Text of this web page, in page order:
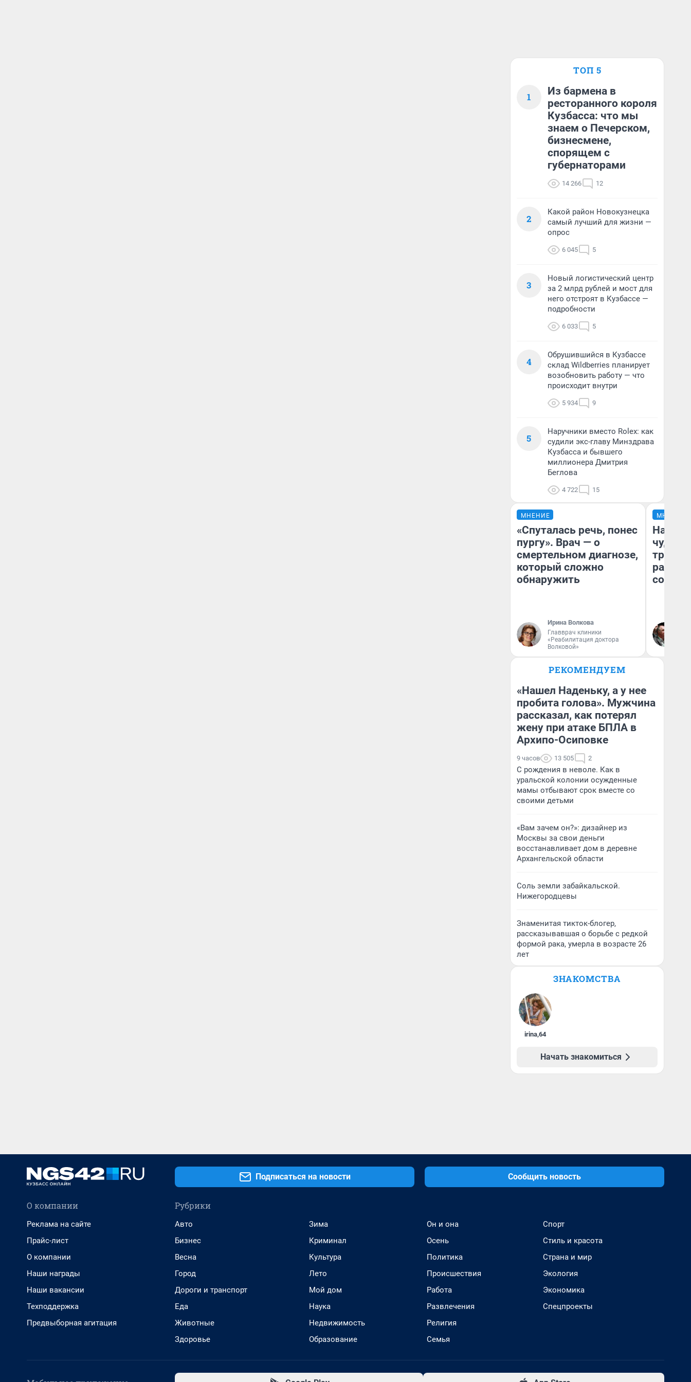
ТОП 5
1
Из бармена в
ресторанного короля
Кузбасса: что мы
знаем о Печерском,
бизнесмене,
спорящем с
губернаторами
14 266 12
2
Какой район Новокузнецка
самый лучший для жизни —
опрос
6 045 5
3
Новый логистический центр
за 2 млрд рублей и мост для
него отстроят в Кузбассе —
подробности
6 033 5
4
Обрушившийся в Кузбассе
склад Wildberries планирует
возобновить работу — что
происходит внутри
5 934 9
5
Наручники вместо Rolex: как
судили экс-главу Минздрава
Кузбасса и бывшего
миллионера Дмитрия
Беглова
4 722 15
МНЕНИЕ
«Спуталась речь, понес
пургу». Врач — о
смертельном диагнозе,
который сложно
обнаружить
Ирина Волкова
Главврач клиники
«Реабилитация доктора
Волковой»
МНЕНИЕ
чудом
РЕКОМЕНДУЕМ
«Нашел Наденьку, а у нее
пробита голова». Мужчина
рассказал, как потерял
жену при атаке БПЛА в
Архипо-Осиповке
9 часов 13 505 2
С рождения в неволе. Как в
уральской колонии осужденные
мамы отбывают срок вместе со
своими детьми
«Вам зачем он?»: дизайнер из
Москвы за свои деньги
восстанавливает дом в деревне
Архангельской области
Соль земли забайкальской.
Нижегородцевы
Знаменитая тикток-блогер,
рассказывавшая о борьбе с редкой
формой рака, умерла в возрасте 26
лет
ЗНАКОМСТВА
irina,64
Начать знакомиться
Подписаться на новости Сообщить новость
О компании
Реклама на сайте
Прайс-лист
О компании
Наши награды
Наши вакансии
Техподдержка
Предвыборная агитация
Рубрики
Авто
Бизнес
Весна
Город
Дороги и транспорт
Еда
Животные
Здоровье
Зима
Криминал
Культура
Лето
Мой дом
Наука
Недвижимость
Образование
Он и она
Осень
Политика
Происшествия
Работа
Развлечения
Религия
Семья
Спорт
Стиль и красота
Страна и мир
Экология
Экономика
Спецпроекты